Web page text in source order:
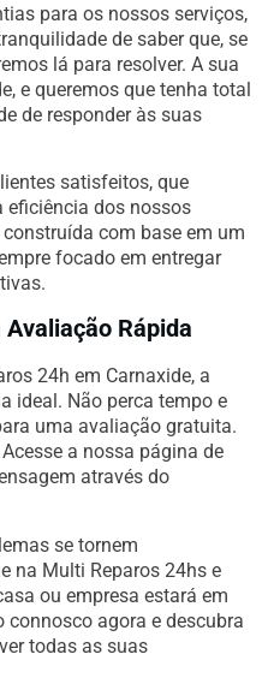
para os nossos serviços,
de saber que, se
lá para resolver. A sua
e queremos que tenha total
de responder às suas
satisfeitos, que
eficiência dos nossos
com base em um
focado em entregar
Rápida
24h em Carnaxide, a
ideal. Não perca tempo e
uma avaliação gratuita.
a nossa página de
através do
se tornem
na Multi Reparos 24hs e
ou empresa estará em
connosco agora e descubra
todas as suas